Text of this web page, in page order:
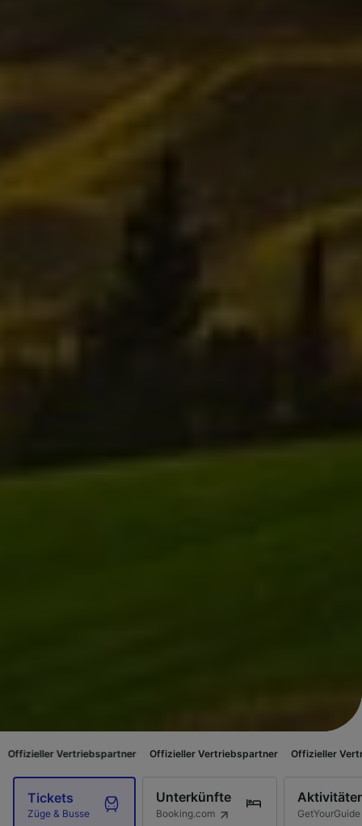
Offizieller Vertriebspartner Offizieller Vertriebspartner
Tickets
Züge & Busse
Unterkünfte
Booking.com GetYourGuide